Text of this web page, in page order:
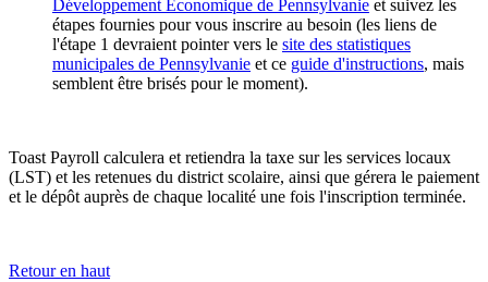
Développement Économique de Pennsylvanie et suivez les
étapes fournies pour vous inscrire au besoin (les liens de
l'étape 1 devraient pointer vers le site des statistiques
municipales de Pennsylvanie et ce guide d'instructions, mais
semblent être brisés pour le moment).
Toast Payroll calculera et retiendra la taxe sur les services locaux
(LST) et les retenues du district scolaire, ainsi que gérera le paiement
et le dépôt auprès de chaque localité une fois l'inscription terminée.
Retour en haut